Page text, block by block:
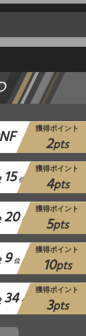
獲得ポイント
2pts
15 位
獲得ポイント
4pts
20 位
獲得ポイント
5pts
9 位
獲得ポイント
10pts
34 位
獲得ポイント
3pts